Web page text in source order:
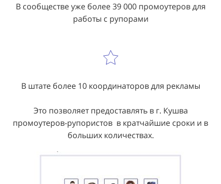
В сообществе уже более 39 000 промоутеров для
работы с рупорами
В штате более 10 координаторов для рекламы
Это позволяет предоставлять в г. Кушва
промоутеров-рупористов в кратчайшие сроки и в
больших количествах.